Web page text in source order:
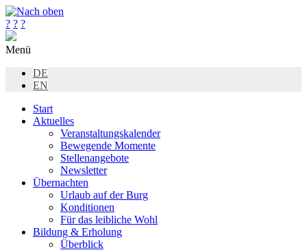
? ? ?
Menü
DE
EN
Start
Aktuelles
Veranstaltungskalender
Bewegende Momente
Stellenangebote
Newsletter
Übernachten
Urlaub auf der Burg
Konditionen
Für das leibliche Wohl
Bildung & Erholung
Überblick